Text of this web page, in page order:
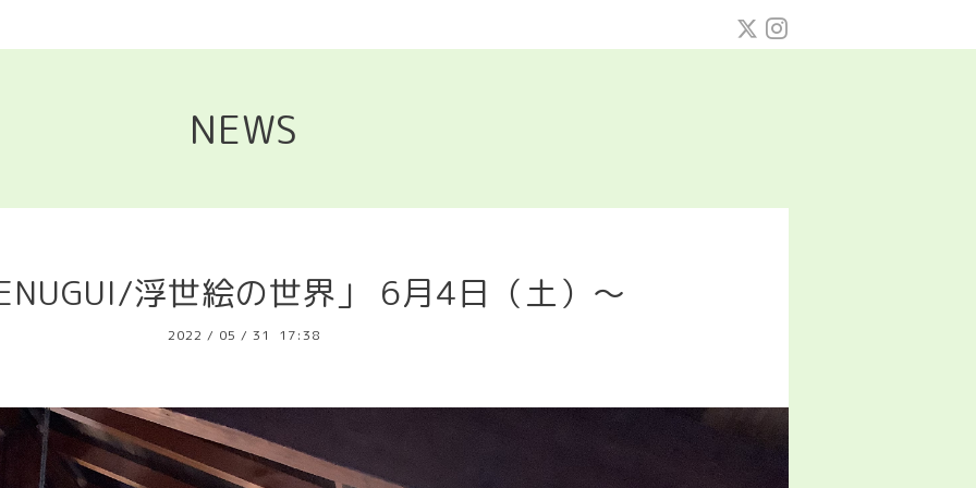
NEWS
浮世絵の世界」 6月4日（土）〜
2022 / 05 / 31 17:38